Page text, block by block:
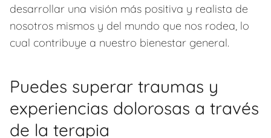
desarrollar una visión más positiva y realista de
nosotros mismos y del mundo que nos rodea, lo
cual contribuye a nuestro bienestar general.
Puedes superar traumas y
experiencias dolorosas a través
de la terapia